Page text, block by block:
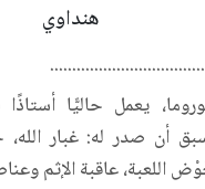
هنداوي
يعمل حاليًّا
أن صدر له: غبار الله،
اللعبة، عاقبة الإثم